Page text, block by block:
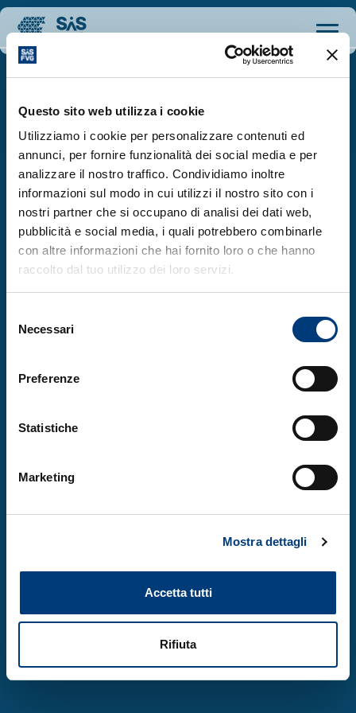
Questo sito web utilizza i cookie
Utilizziamo i cookie per personalizzare contenuti ed
annunci, per fornire funzionalità dei social media e per
analizzare il nostro traffico. Condividiamo inoltre
informazioni sul modo in cui utilizzi il nostro sito con i
nostri partner che si occupano di analisi dei dati web,
pubblicità e social media, i quali potrebbero combinarle
con altre informazioni che hai fornito loro o che hanno
raccolto dal tuo utilizzo dei loro servizi.
delNecessari
Preferenze
Statistiche
Marketing
Mostra dettagli
Accetta tutti
Rifiuta
SiS FVG is an initiative of the Autonomous
Region of Friuli Venezia Giulia, in collaboration
with the Ministry of Foreign Affairs and
International Cooperation and the Ministry of
University and Research, aimed at enhancing
the value of the Scientific and Innovation
What We Do
Work with Us
Contacts
00531590321.Privacy Policy-Cookie Policy